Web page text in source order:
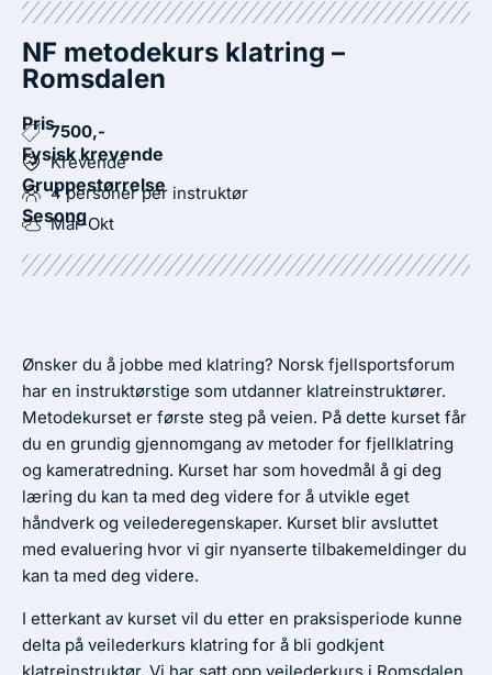
NF metodekurs klatring –
Romsdalen
Pris7500,-
Fysisk krevende
Krevende
Gruppestørrelse
4 personer per instruktør
Sesong
Mar-Okt
Ønsker du å jobbe med klatring? Norsk fjellsportsforum
har en instruktørstige som utdanner klatreinstruktører.
Metodekurset er første steg på veien. På dette kurset får
du en grundig gjennomgang av metoder for fjellklatring
og kameratredning. Kurset har som hovedmål å gi deg
læring du kan ta med deg videre for å utvikle eget
håndverk og veilederegenskaper. Kurset blir avsluttet
med evaluering hvor vi gir nyanserte tilbakemeldinger du
kan ta med deg videre.
I etterkant av kurset vil du etter en praksisperiode kunne
delta på veilederkurs klatring for å bli godkjent